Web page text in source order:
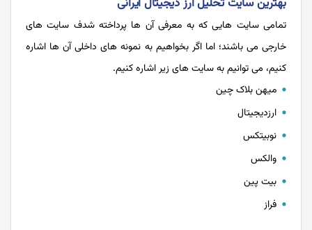
تمامی سایت هایی که به معرفی آن ها پرداخته شدف سایت های
خارجی می باشند؛ اما اگر بخواهیم به نمونه های داخلی آن ها اشاره
کنیم، می توانیم به سایت های زیر اشاره کنیم.
میهن بلاک چین
ارزدیجیتال
نوبیتکس
والکس
بیت پین
فراز